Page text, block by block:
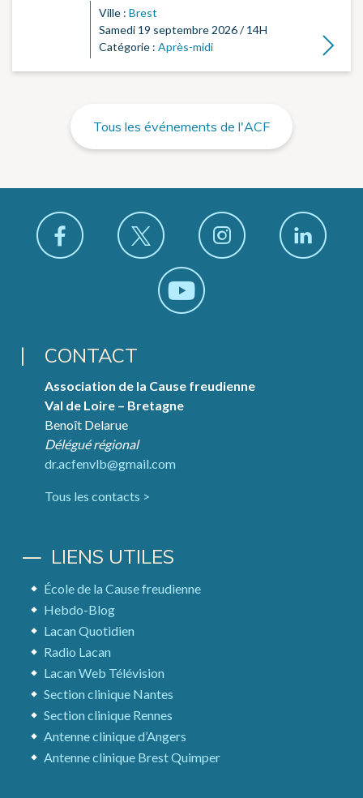
Ville : Brest
Samedi 19 septembre 2026 / 14H
Catégorie : Après-midi Lire la
Tous les événements de l'ACF
CONTACT
Association de la Cause freudienne
Val de Loire – Bretagne
Benoît Delarue
Délégué régional
dr.acfenvlb@gmail.com
Tous les contacts >
LIENS UTILES
École de la Cause freudienne
Hebdo-Blog
Lacan Quotidien
Radio Lacan
Lacan Web Télévision
Section clinique Nantes
Section clinique Rennes
Antenne clinique d’Angers
Antenne clinique Brest Quimper